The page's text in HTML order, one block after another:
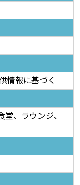
情報に基づく
、ラウンジ、